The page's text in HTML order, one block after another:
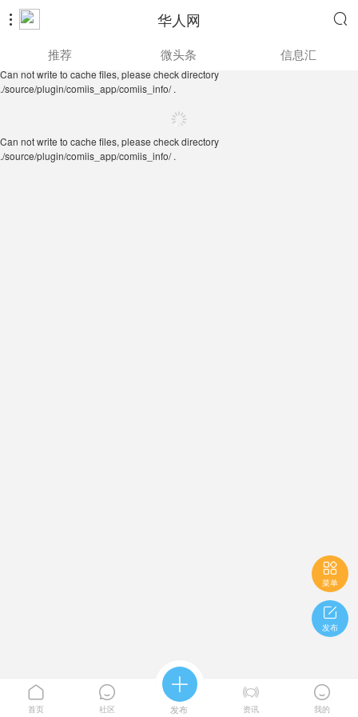
 华人网 
./source/plugin/comiis_app/comiis_info/ .
推荐 微头条 信息汇
Can not write to cache files, please check directory
./source/plugin/comiis_app/comiis_info/ .

菜单

发布

首页

社区

发布

资讯

我的
Can not write to cache files, please check directory
./source/plugin/comiis_app/comiis_info/ .